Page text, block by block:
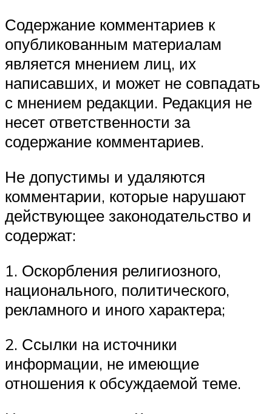
Содержание комментариев к
опубликованным материалам
является мнением лиц, их
написавших, и может не совпадать
с мнением редакции. Редакция не
несет ответственности за
содержание комментариев.
Не допустимы и удаляются
комментарии, которые нарушают
действующее законодательство и
содержат:
1. Оскорбления религиозного,
национального, политического,
рекламного и иного характера;
2. Ссылки на источники
информации, не имеющие
отношения к обсуждаемой теме.